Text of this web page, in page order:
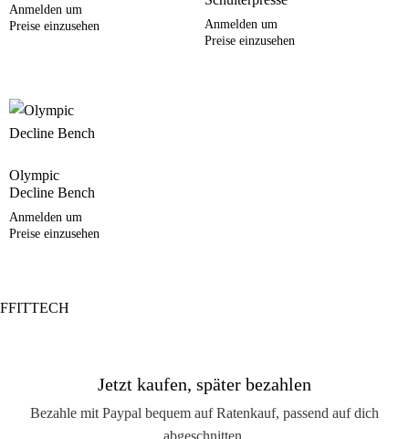
Anmelden um
Preise einzusehen
Anmelden um
Preise einzusehen
Olympic
Decline Bench
Anmelden um
Preise einzusehen
FFITTECH
Jetzt kaufen, später bezahlen
Bezahle mit Paypal bequem auf Ratenkauf, passend auf dich
abgeschnitten.